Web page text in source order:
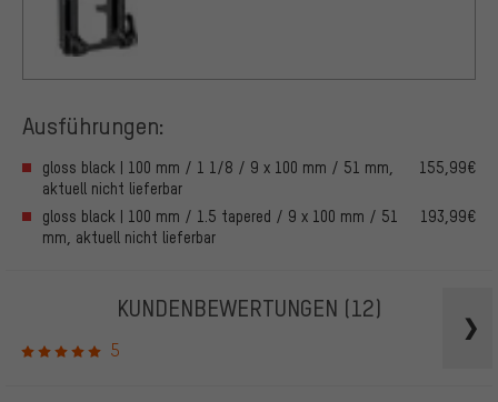
Ausführungen:
gloss black | 100 mm / 1 1/8 / 9 x 100 mm / 51 mm,
aktuell nicht lieferbar
155,99€
gloss black | 100 mm / 1.5 tapered / 9 x 100 mm / 51
mm, aktuell nicht lieferbar
193,99€
KUNDENBEWERTUNGEN (12)
5